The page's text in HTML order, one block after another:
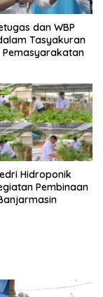
dan WBP
Tasyakuran
Pemasyarakatan
Hidroponik
Pembinaan